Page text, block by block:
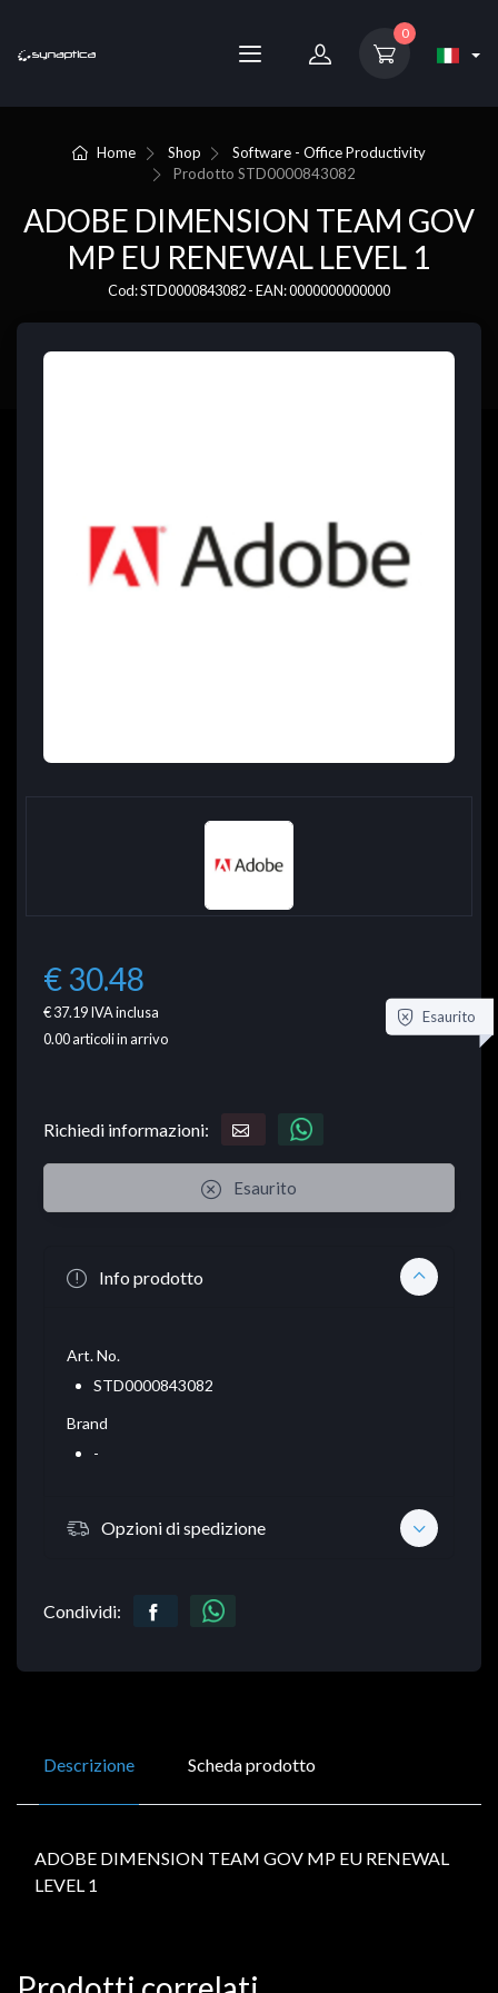
0
Home Shop
Software - Office Productivity
ProdottoSTD0000843082
ADOBE DIMENSION TEAM GOV
MP EU RENEWAL LEVEL 1
Cod: STD0000843082 - EAN: 0000000000000
€ 30.48
€ 37.19IVA inclusa
0.00articoli in arrivo
Esaurito
Richiedi informazioni:
Esaurito
Info prodotto
Art. No.
STD0000843082
Brand
-
Opzioni di spedizione
Condividi:
Descrizione Scheda prodotto
ADOBE DIMENSION TEAM GOV MP EU RENEWAL
LEVEL 1